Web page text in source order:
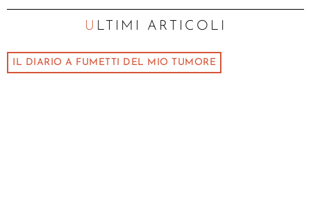
ULTIMI ARTICOLI
IL DIARIO A FUMETTI DEL MIO TUMORE